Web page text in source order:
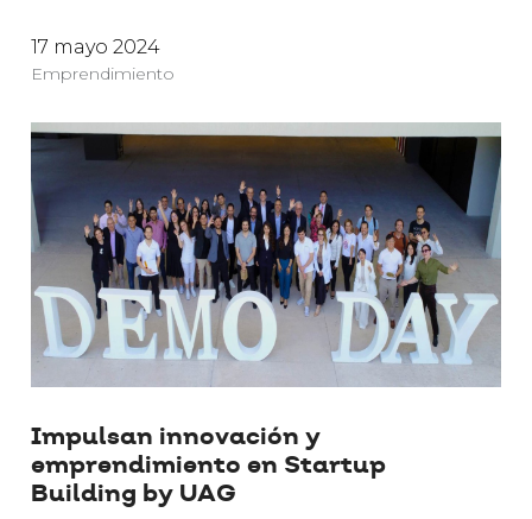
17 mayo 2024
Emprendimiento
Impulsan innovación y
emprendimiento en Startup
Building by UAG